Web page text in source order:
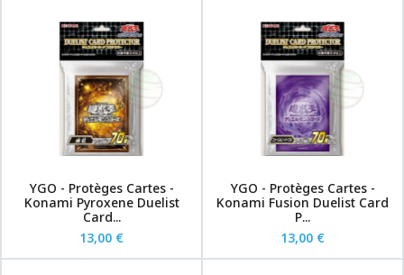
YGO - Protèges Cartes -
Konami Pyroxene Duelist
Card...
13,00 €
YGO - Protèges Cartes -
Konami Fusion Duelist Card
P...
13,00 €